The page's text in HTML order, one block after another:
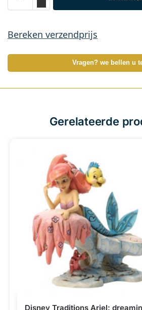
Bereken verzendprijs
Vragen? we bellen u
Gerelateerde
Disney Traditions Ariel: